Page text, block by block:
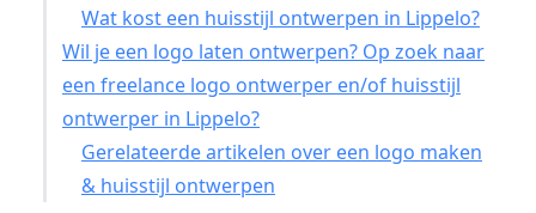
Wat kost een huisstijl ontwerpen in Lippelo?
Wil je een logo laten ontwerpen? Op zoek naar
een freelance logo ontwerper en/of huisstijl
ontwerper in Lippelo?
Gerelateerde artikelen over een logo maken
& huisstijl ontwerpen